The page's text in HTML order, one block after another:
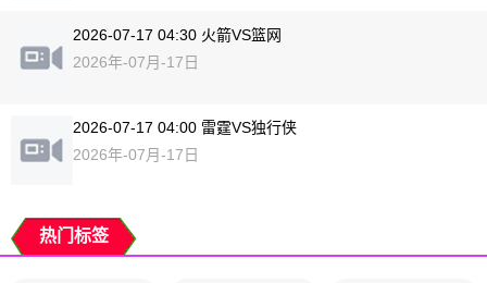
2026-07-17 04:30 火箭VS篮网
2026年-07月-17日
2026-07-17 04:00 雷霆VS独行侠
2026年-07月-17日
热门标签